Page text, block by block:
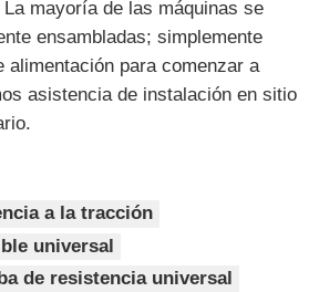
mayoría de las máquinas se
ensambladas; simplemente
alimentación para comenzar a
asistencia de instalación en sitio
a la tracción
universal
de resistencia universal